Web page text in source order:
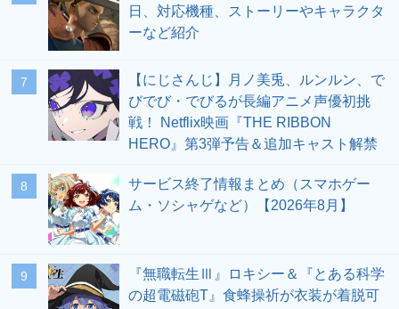
日、対応機種、ストーリーやキャラクタ
ーなど紹介
7
【にじさんじ】月ノ美兎、ルンルン、で
びでび・でびるが長編アニメ声優初挑
戦！ Netflix映画『THE RIBBON
HERO』第3弾予告＆追加キャスト解禁
8
サービス終了情報まとめ（スマホゲー
ム・ソシャゲなど）【2026年8月】
9
『無職転生Ⅲ』ロキシー＆『とある科学
の超電磁砲T』食蜂操祈が衣装が着脱可